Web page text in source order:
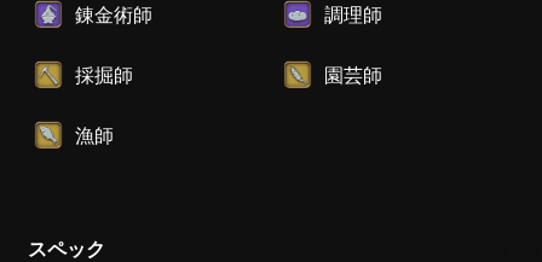
錬金術師 調理師
採掘師 園芸師
漁師
スペック